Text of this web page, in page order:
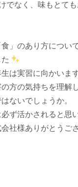
でなく、味もとて
」のあり方につい
は実習に向かいます
方の気持ちを理解
ないでしょうか。
ず活かされると思
社様ありがとうご